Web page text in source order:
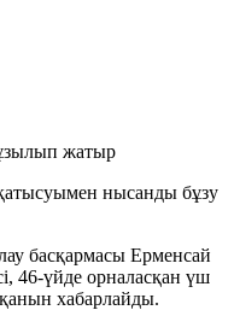
нысанды бұзу
басқармасы Ерменсай
46-үйде орналасқан үш
хабарлайды.